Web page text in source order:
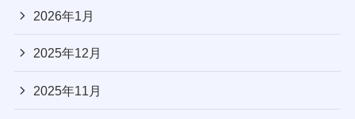
2026年1月
2025年12月
2025年11月